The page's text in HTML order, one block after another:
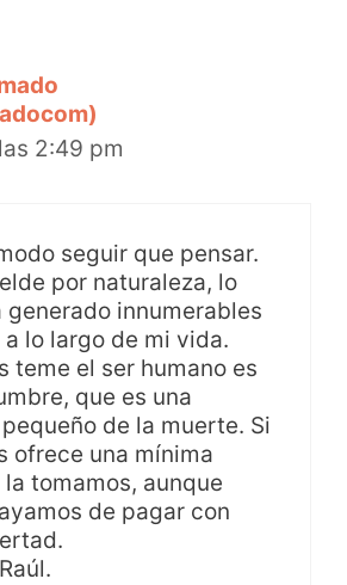
2:49 pm
seguir que pensar.
por naturaleza, lo
generado innumerables
lo largo de mi vida.
teme el ser humano es
que es una
de la muerte. Si
ofrece una mínima
tomamos, aunque
de pagar con